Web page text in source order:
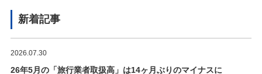
新着記事
2026.07.30
26年5月の「旅行業者取扱高」は14ヶ月ぶりのマイナスに